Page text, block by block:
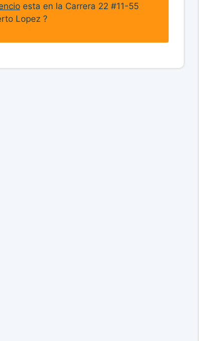
esta en la Carrera 22 #11-55
Lopez ?